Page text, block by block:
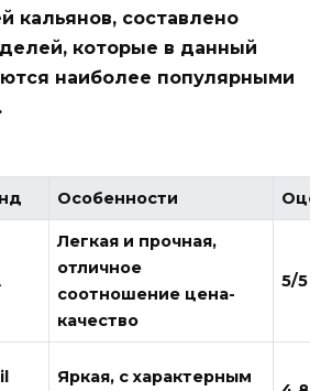
кальянов, составлено
которые в данный
наиболее популярными
Особенности
Легкая и прочная,
отличное
соотношение цена-
качество
5/5
Яркая, с характерным